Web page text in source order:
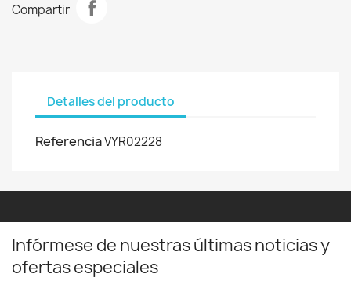
Compartir
Detalles del producto
ReferenciaVYR02228
Infórmese de nuestras últimas noticias y
ofertas especiales